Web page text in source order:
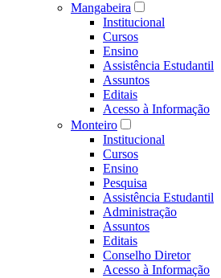
Mangabeira
Institucional
Cursos
Ensino
Assistência Estudantil
Assuntos
Editais
Acesso à Informação
Monteiro
Institucional
Cursos
Ensino
Pesquisa
Assistência Estudantil
Administração
Assuntos
Editais
Conselho Diretor
Acesso à Informação